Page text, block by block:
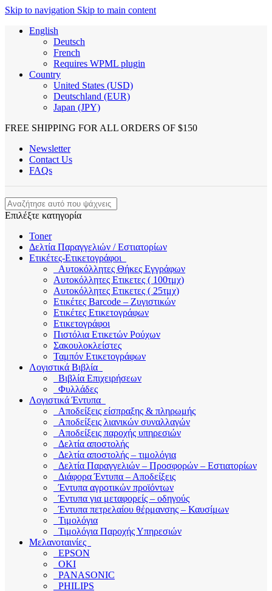
Skip to navigation Skip to main content
English
Deutsch
French
Requires WPML plugin
Country
United States (USD)
Deutschland (EUR)
Japan (JPY)
FREE SHIPPING FOR ALL ORDERS OF $150
Newsletter
Contact Us
FAQs
Επιλέξτε κατηγορία
Toner
Δελτία Παραγγελιών / Εστιατορίων
Ετικέτες-Ετικετογράφοι
Αυτοκόλλητες Θήκες Εγγράφων
Αυτοκόλλητες Ετικετες ( 100τμχ)
Αυτοκόλλητες Ετικετες ( 25τμχ)
Ετικέτες Barcode – Ζυγιστικών
Ετικέτες Ετικετογράφων
Ετικετογράφοι
Πιστόλια Ετικετών Ρούχων
Σακουλοκλείστες
Ταμπόν Ετικετογράφων
Λογιστικά Βιβλία
Βιβλία Επιχειρήσεων
Φυλλάδες
Λογιστικά Έντυπα
Αποδείξεις είσπραξης & πληρωμής
Αποδείξεις λιανικών συναλλαγών
Αποδείξεις παροχής υπηρεσιών
Δελτία αποστολής
Δελτία αποστολής – τιμολόγια
Δελτία Παραγγελιών – Προσφορών – Εστιατορίων
Διάφορα Έντυπα – Αποδείξεις
Έντυπα αγροτικών προϊόντων
Έντυπα για μεταφορείς – οδηγούς
Έντυπα πετρελαίου θέρμανσης – Καυσίμων
Τιμολόγια
Τιμολόγια Παροχής Υπηρεσιών
Μελανοταινίες
EPSON
OKI
PANASONIC
PHILIPS